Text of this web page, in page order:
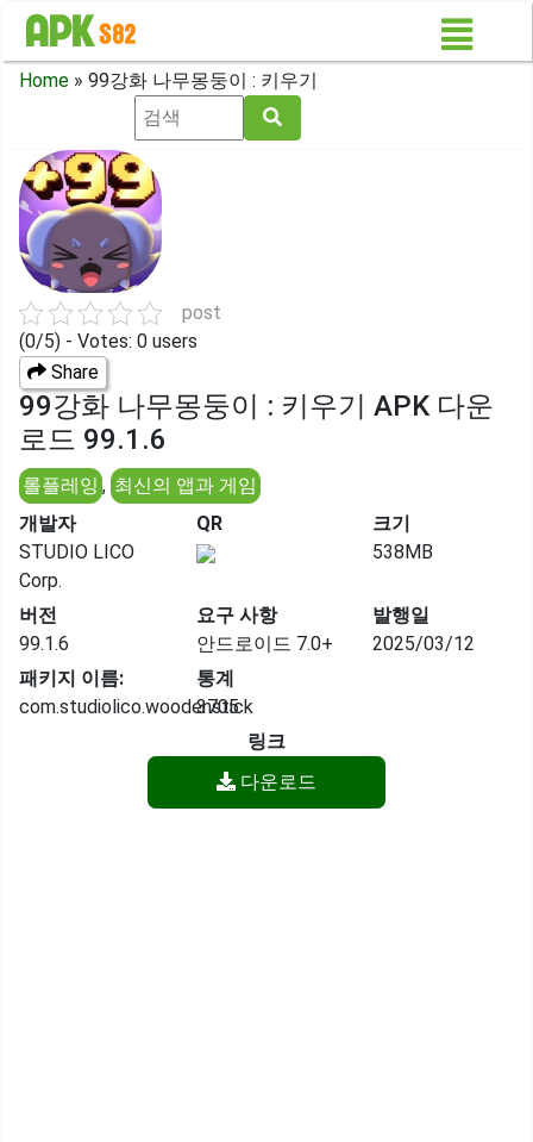
Home » 99강화 나무몽둥이 : 키우기
post
(0/5) - Votes: 0 users
Share
99강화 나무몽둥이 : 키우기 APK 다운
로드 99.1.6
롤플레잉 , 최신의 앱과 게임
개발자
STUDIO LICO
Corp.
QR
크기
538MB
버전
99.1.6
요구 사항
안드로이드 7.0+
발행일
2025/03/12
패키지 이름:
com.studiolico.woodenstick
통계
3705
링크
다운로드